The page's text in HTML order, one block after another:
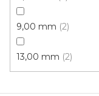
9,00 mm 2
13,00 mm 2